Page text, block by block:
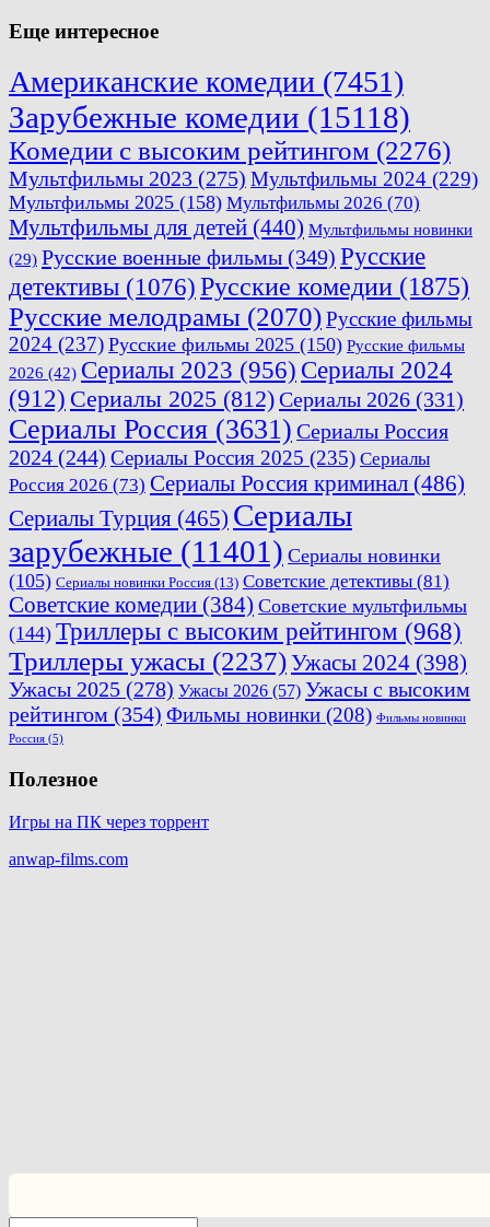
Еще интересное
Американские комедии (7451)
Зарубежные комедии (15118)
Комедии с высоким рейтингом (2276)
Мультфильмы 2023 (275) Мультфильмы 2024 (229)
Мультфильмы 2025 (158) Мультфильмы 2026 (70)
Мультфильмы для детей (440) Мультфильмы новинки
(29) Русские военные фильмы (349) Русские
детективы (1076)Русские комедии (1875)
Русские мелодрамы (2070)Русские фильмы
2024 (237) Русские фильмы 2025 (150) Русские фильмы
2026 (42) Сериалы 2023 (956) Сериалы 2024
(912) Сериалы 2025 (812)Сериалы 2026 (331)
Сериалы Россия (3631) Сериалы Россия
2024 (244) Сериалы Россия 2025 (235) Сериалы
Россия 2026 (73) Сериалы Россия криминал (486)
Сериалы Турция (465) Сериалы
зарубежные (11401) Сериалы новинки
(105) Сериалы новинки Россия (13) Советские детективы (81)
Советские комедии (384) Советские мультфильмы
(144) Триллеры с высоким рейтингом (968)
Триллеры ужасы (2237)Ужасы 2024 (398)
Ужасы 2025 (278) Ужасы 2026 (57) Ужасы с высоким
рейтингом (354) Фильмы новинки (208) Фильмы новинки
Россия (5)
Полезное
Игры на ПК через торрент
anwap-films.com